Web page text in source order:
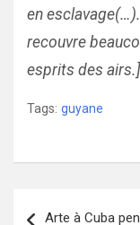
en
recouvre
esprits des airs.]
Tags: guyane
Arte à Cuba